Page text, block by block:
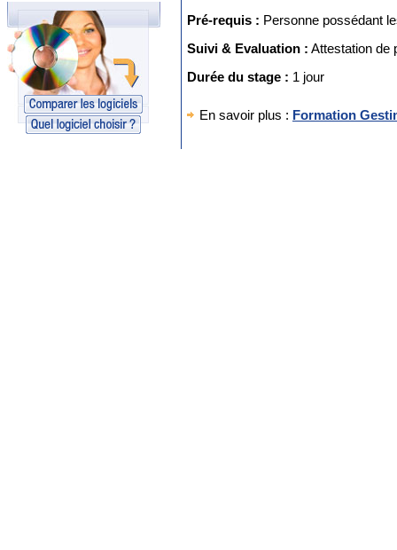
Pré-requis : Personne possédant
Suivi & Evaluation : Attestation de
Durée du stage : 1 jour
En savoir plus : Formation